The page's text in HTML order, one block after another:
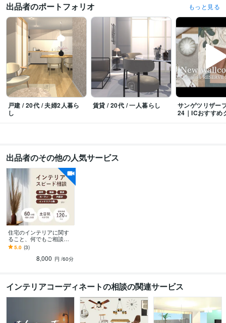
住まい・美容・生活相談 インテリアコーディネート
デザイン制作 インテリアコーディネート
出品者のポートフォリオ もっと見る
戸建 / 20代 / 夫婦2人暮ら
し
賃貸 / 20代 / 一人暮らし
サンゲツリザー
24｜ICおすすめ
出品者のその他の人気サービス
住宅のインテリアに関す
ること、何でもご相談承
ります 全部まとめて相談
できるからインテリアの
統一感アップ！
5.0 (3)
8,000 円 /60分
インテリアコーディネートの相談の関連サービス